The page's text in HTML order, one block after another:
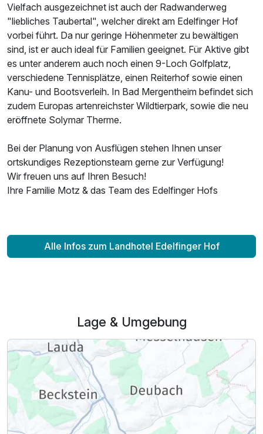
Vielfach ausgezeichnet ist auch der Radwanderweg
"liebliches Taubertal", welcher direkt am Edelfinger Hof
vorbei führt. Da nur geringe Höhenmeter zu bewältigen
sind, ist er auch ideal für Familien geeignet. Für Aktive gibt
es unter anderem auch noch einen 9-Loch Golfplatz,
verschiedene Tennisplätze, einen Reiterhof sowie einen
Kanu- und Bootsverleih. In Bad Mergentheim befindet sich
zudem Europas artenreichster Wildtierpark, sowie die neu
eröffnete Solymar Therme.
Bei der Planung von Ausflügen stehen Ihnen unser
ortskundiges Rezeptionsteam gerne zur Verfügung!
Wir freuen uns auf Ihren Besuch!
Ihre Familie Motz & das Team des Edelfinger Hofs
Alle Infos zum Landhotel Edelfinger Hof
Lage & Umgebung